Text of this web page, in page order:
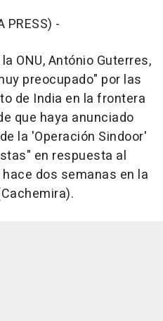
PRESS) -
ONU, António Guterres,
preocupado" por las
de India en la frontera
que haya anunciado
la 'Operación Sindoor'
en respuesta al
dos semanas en la